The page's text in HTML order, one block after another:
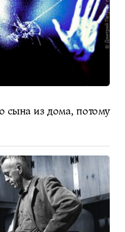
сына из дома, потому